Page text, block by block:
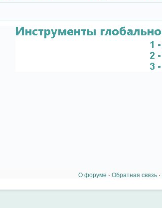
О форуме · Обратная связь ·